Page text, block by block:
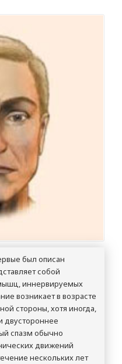
был описан
собой
иннервируемых
возникает в возрасте
стороны, хотя иногда,
двустороннее
спазм обычно
движений
нескольких лет